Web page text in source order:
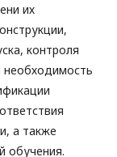
их
контроля
а также
обучения.